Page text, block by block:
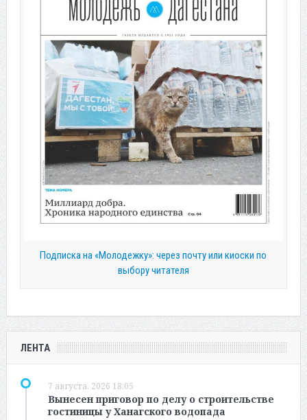
Подписка на «Молодежку»: через почту или киоски по
выбору читателя
ЛЕНТА
7 августа, 2026 18:05
Вынесен приговор по делу о строительстве
гостиницы у Ханагского водопада